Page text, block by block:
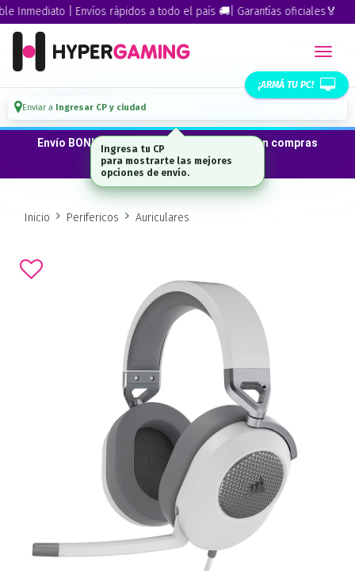
| Envíos rápidos a todo el país 🚚| Garantías oficiales🏅
¡ARMÁ TU PC!
Enviar a Ingresar CP y ciudad
Envío BONIFICADO a CABA · GBA ·La Plata en compras
desde $300.000*
Inicio Perifericos Auriculares
Ingresa tu CP
para mostrarte las mejores
opciones de envío.